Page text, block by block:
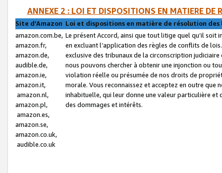
ANNEXE 2 : LOI ET DISPOSITIONS EN MATIERE DE
Site d’Amazon Loi et dispositions en matière de résolution
amazon.com.be,
amazon.fr,
amazon.de,
audible.de,
amazon.ie,
amazon.it,
amazon.nl,
amazon.pl,
amazon.es,
amazon.se,
amazon.co.uk,
audible.co.uk
Le présent Accord, ainsi que tout litige quel qu’il soit
en excluant l’application des règles de conflits de
exclusive des tribunaux de la circonscription
nous pouvons chercher à obtenir une injonction ou
violation réelle ou présumée de nos droits de
morale. Vous reconnaissez et acceptez en outre que
inhabituelle, qui leur donne une valeur particulière
des dommages et intérêts.